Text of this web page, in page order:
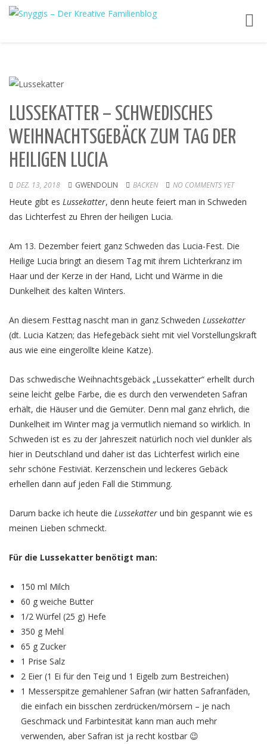
LUSSEKATTER – SCHWEDISCHES
WEIHNACHTSGEBÄCK ZUM TAG DER
HEILIGEN LUCIA
DEZ. 13, 2018 GWENDOLIN BACKEN NO COMMENTS YET
Heute gibt es Lussekatter, denn heute feiert man in Schweden
das Lichterfest zu Ehren der heiligen Lucia.
Am 13. Dezember feiert ganz Schweden das Lucia-Fest. Die
Heilige Lucia bringt an diesem Tag mit ihrem Lichterkranz im
Haar und der Kerze in der Hand, Licht und Wärme in die
Dunkelheit des kalten Winters.
An diesem Festtag nascht man in ganz Schweden Lussekatter
(dt. Lucia Katzen; das Hefegebäck sieht mit viel Vorstellungskraft
aus wie eine eingerollte kleine Katze).
Das schwedische Weihnachtsgebäck „Lussekatter“ erhellt durch
seine leicht gelbe Farbe, die es durch den verwendeten Safran
erhält, die Häuser und die Gemüter. Denn mal ganz ehrlich, die
Dunkelheit im Winter mag ja vermutlich niemand so wirklich. In
Schweden ist es zu der Jahreszeit natürlich noch viel dunkler als
hier in Deutschland und daher ist das Lichterfest wirlich eine
sehr schöne Festiviät. Kerzenschein und leckeres Gebäck
erhellen dann auf jeden Fall die Stimmung.
Darum backe ich heute die Lussekatter und bin gespannt wie es
meinen Lieben schmeckt.
Für die Lussekatter benötigt man:
150 ml Milch
60 g weiche Butter
1/2 Würfel (25 g) Hefe
350 g Mehl
65 g Zucker
1 Prise Salz
2 Eier (1 Ei für den Teig und 1 Eigelb zum Bestreichen)
1 Messerspitze gemahlener Safran (wir hatten Safranfäden,
die einfach ein bisschen zerdrücken/mörsern – je nach
Geschmack und Farbintesität kann man auch mehr
verwenden, aber Safran ist ja recht kostbar 😉